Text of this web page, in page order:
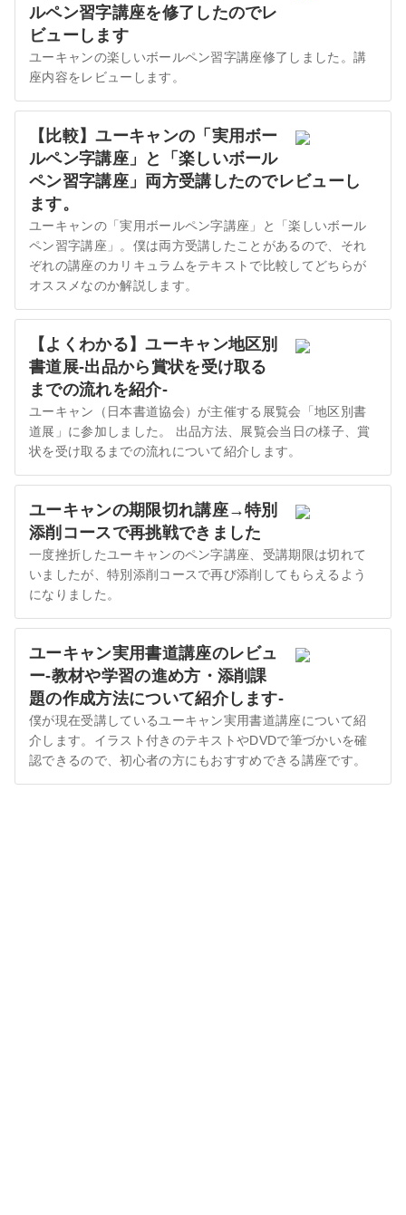
ルペン習字講座を修了したのでレ
ビューします
ユーキャンの楽しいボールペン習字講座修了しました。講
座内容をレビューします。
【比較】ユーキャンの「実用ボー
ルペン字講座」と「楽しいボール
ペン習字講座」両方受講したのでレビューし
ます。
ユーキャンの「実用ボールペン字講座」と「楽しいボール
ペン習字講座」。僕は両方受講したことがあるので、それ
ぞれの講座のカリキュラムをテキストで比較してどちらが
オススメなのか解説します。
【よくわかる】ユーキャン地区別
書道展-出品から賞状を受け取る
までの流れを紹介-
ユーキャン（日本書道協会）が主催する展覧会「地区別書
道展」に参加しました。 出品方法、展覧会当日の様子、賞
状を受け取るまでの流れについて紹介します。
ユーキャンの期限切れ講座→特別
添削コースで再挑戦できました
一度挫折したユーキャンのペン字講座、受講期限は切れて
いましたが、特別添削コースで再び添削してもらえるよう
になりました。
ユーキャン実用書道講座のレビュ
ー-教材や学習の進め方・添削課
題の作成方法について紹介します-
僕が現在受講しているユーキャン実用書道講座について紹
介します。イラスト付きのテキストやDVDで筆づかいを確
認できるので、初心者の方にもおすすめできる講座です。